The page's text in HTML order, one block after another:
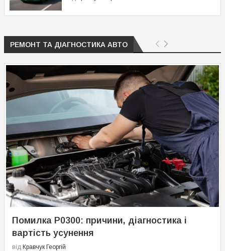
РЕМОНТ ТА ДІАГНОСТИКА АВТО
Помилка P0300: причини, діагностика і
вартість усунення
від Кравчук Георгій